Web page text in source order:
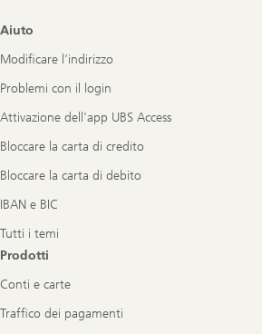
Footer
Aiuto
Modificare l’indirizzo
Problemi con il login
Attivazione dell'app UBS Access
Bloccare la carta di credito
Bloccare la carta di debito
IBAN e BIC
Tutti i temi
Prodotti
Conti e carte
Traffico dei pagamenti